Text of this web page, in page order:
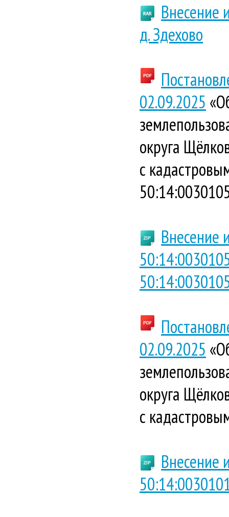
Внесение
д. Здехово
02.09.2025
округа
с
Внесение
02.09.2025
округа
с
Внесение